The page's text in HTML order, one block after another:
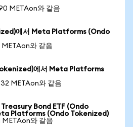
METAon와 같음
에서 Meta Platforms (Ondo
METAon와 같음
에서 Meta Platforms
METAon와 같음
Bond ETF (Ondo
Platforms (Ondo Tokenized)
METAon와 같음